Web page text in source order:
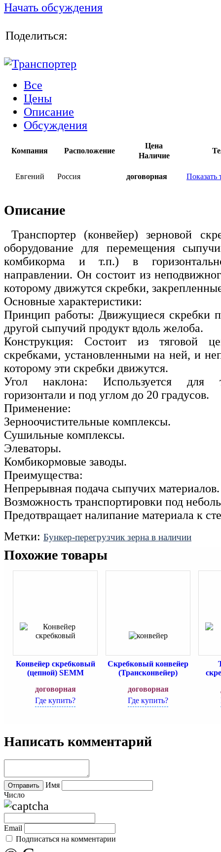
Начать обсуждения
Поделиться:
Все
Цены
Описание
Обсуждения
Компания Расположение
Цена
Наличие
Евгений Россия договорная Показать
Описание
Транспортер (конвейер) зерновой
оборудование для перемещения
комбикорма и т.п.) в
направлении. Он состоит из
которому движутся скребки,
Основные характеристики:
Принцип работы: Движущиеся скребки
другой сыпучий продукт вдоль желоба.
Конструкция: Состоит из тяговой
скребками, установленными на ней, и
которому эти скребки движутся.
Угол наклона: Используется для
горизонтали и под углом до 20 градусов.
Применение:
Зерноочистительные комплексы.
Сушильные комплексы.
Элеваторы.
Комбикормовые заводы.
Преимущества:
Непрерывная подача сыпучих материалов.
Возможность транспортировки под
Предотвращает налипание материала к
Метки: Бункер-перегрузчик зерна в наличии
Похожие товары
Конвейер скребковый
(цепной) SEMM
договорная
Где купить?
Скребковый конвейер
(Трансконвейер)
договорная
Где купить?
Написать комментарий
Имя
Число
Email
Подписаться на комментарии